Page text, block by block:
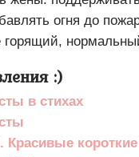
огня до
горящий,
:)
в стихах
Красивые